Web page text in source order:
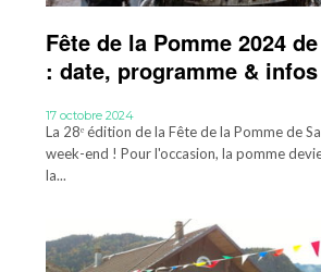
Fête de la Pomme 2024
: date, programme & infos
17 octobre 2024
La 28ᵉ édition de la Fête de la Pomme de
week-end ! Pour l'occasion, la pomme
la...